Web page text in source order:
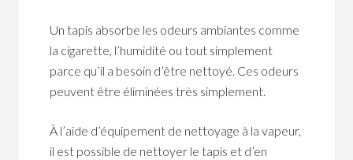
Un tapis absorbe les odeurs ambiantes comme
la cigarette, l’humidité ou tout simplement
parce qu’il a besoin d’être nettoyé. Ces odeurs
peuvent être éliminées très simplement.
À l’aide d’équipement de nettoyage à la vapeur,
il est possible de nettoyer le tapis et d’en